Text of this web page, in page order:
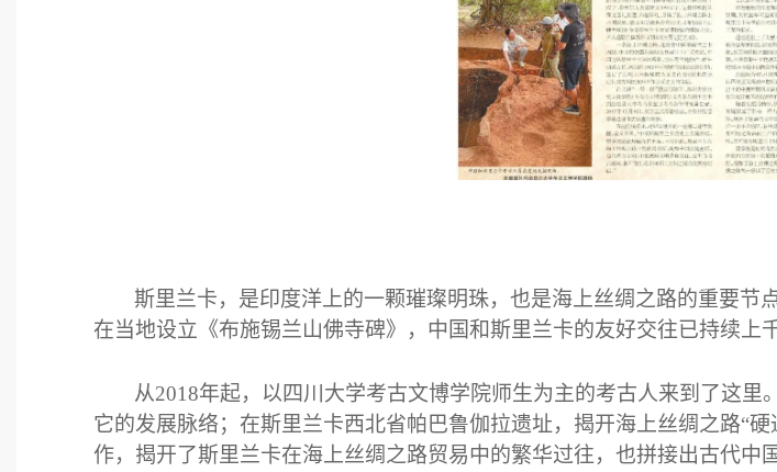
斯里兰卡，是印度洋上的一颗璀璨明珠，也是海上丝绸之路的重要
在当地设立《布施锡兰山佛寺碑》，中国和斯里兰卡的友好交往已持续上千
从2018年起，以四川大学考古文博学院师生为主的考古人来到了这
它的发展脉络；在斯里兰卡西北省帕巴鲁伽拉遗址，揭开海上丝绸之路“
作，揭开了斯里兰卡在海上丝绸之路贸易中的繁华过往，也拼接出古代中